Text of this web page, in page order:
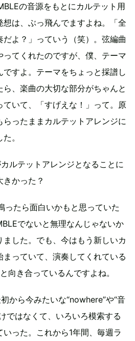
の音源をもとにカルテット用
は、ぶっ飛んでますよね。「全
だよ？」っていう（笑）。弦編曲
てくれたのですが、僕、テーマ
すよ。テーマをちょっと採譜し
、楽曲の大切な部分がちゃんと
ていて、「すげえな！」って。原
ったままカルテットアレンジに
。
ルテットアレンジとなることに
かった？
ったら面白いかもと思っていた
でないと無理なんじゃないか
した。でも、今はもう新しいカ
っていて、演奏してくれている
向き合っているんですよね。
から今みたいな“nowhere”や“音
ではなくて、いろいろ模索する
った。これから1年間、毎週ラ